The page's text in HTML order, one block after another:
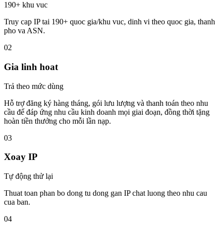
190+ khu vuc
Truy cap IP tai 190+ quoc gia/khu vuc, dinh vi theo quoc gia, thanh
pho va ASN.
02
Gia linh hoat
Trả theo mức dùng
Hỗ trợ đăng ký hàng tháng, gói lưu lượng và thanh toán theo nhu
cầu để đáp ứng nhu cầu kinh doanh mọi giai đoạn, đồng thời tặng
hoàn tiền thưởng cho mỗi lần nạp.
03
Xoay IP
Tự động thử lại
Thuat toan phan bo dong tu dong gan IP chat luong theo nhu cau
cua ban.
04